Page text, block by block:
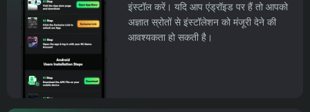
इंस्टॉल करें। यदि आप एंड्रॉइड पर हैं तो आपको
अज्ञात स्रोतों से इंस्टॉलेशन को मंजूरी देने की
आवश्यकता हो सकती है।